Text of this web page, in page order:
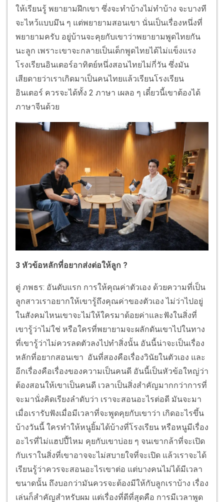
ให้เรียนรู้ พยายามฝึกเขา ซึ่งจะทำบ้างไม่ทำบ้าง จะบางที
จะไหว้แบบมึน ๆ แต่พยายามสอนเขา นั่นเป็นเรื่องหนึ่งที่
พยายามครับ อยู่บ้านจะคุยกับเขาว่าพยายามพูดไทยกัน
นะลูก เพราะเขาจะกลายเป็นเด็กพูดไทยได้ไม่แข็งแรง
โรงเรียนอินเตอร์อาทิตย์หนึ่งสอนไทยไม่กี่วัน ซึ่งมัน
เสียดายว่าเราเกิดมาเป็นคนไทยแล้วเรียนโรงเรียน
อินเตอร์ ควรจะได้ทั้ง 2 ภาษา เผลอ ๆ เดี๋ยวนี้เขาต้องได้
ภาษาจีนด้วย
3 หัวข้อหลักที่อยากส่งต่อให้ลูก ?
ตู่ ภพธร: อันดับแรก การให้คุณค่าตัวเอง ด้วยความที่เป็น
ลูกสาวเราอยากให้เขารู้ถึงคุณค่าของตัวเอง ไม่ว่าไปอยู่
ในสังคมไหนเขาจะไม่ให้ใครมาด้อยค่าและฟังในสิ่งที่
เขารู้ว่าไม่ใช่ หรือใครที่พยายามจะผลักดันเขาไปในทาง
ที่เขารู้ว่าไม่ควรลดตัวลงไปทำสิ่งนั้น อันนี้น่าจะเป็นเรื่อง
หลักที่อยากสอนเขา อันที่สองคือเรื่องวินัยในตัวเอง และ
อีกเรื่องคือเรื่องของความเป็นคนดี อันนี้เป็นหัวข้อใหญ่ว่า
ต้องสอนให้เขาเป็นคนดี เวลาเป็นสิ่งสำคัญมากกว่าการที่
จะมานั่งคิดเรียงลำดับว่า เราจะสอนอะไรต่อดี มันจะมา
เมื่อเรารับฟังเมื่อมีเวลาที่จะพูดคุยกับเขาว่า เกิดอะไรขึ้น
บ้างวันนี้ ใครทำให้หนูยิ้มได้บ้างที่โรงเรียน หรือหนูมีเรื่อง
อะไรที่ไม่แฮปปี้ไหม คุยกับเขาบ่อย ๆ จนเขากล้าที่จะเปิด
กับเราในสิ่งที่เขาอาจจะไม่สบายใจที่จะเปิด แล้วเราจะได้
เรียนรู้ว่าควรจะสอนอะไรเขาต่อ แต่บางคนไม่ได้มีเวลา
ขนาดนั้น ถึงบอกว่ามันควรจะต้องมีให้กับลูกเราบ้าง เรื่อง
เล่นก็สำคัญสำหรับผม แต่เรื่องที่ดีที่สุดคือ การมีเวลาพูด